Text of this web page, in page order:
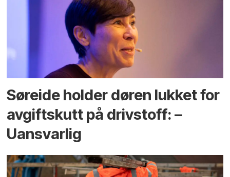
Søreide holder døren lukket for
avgiftskutt på drivstoff: –
Uansvarlig